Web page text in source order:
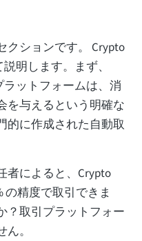
クションです。 Crypto
明します。まず、
ラットフォームは、消
を与えるという明確な
的に作成された自動取
者によると、Crypto
の精度で取引できま
？取引プラットフォー
。